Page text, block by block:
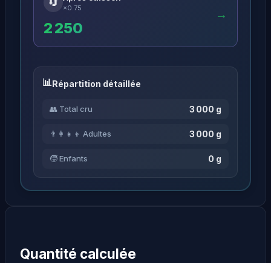
×0.75
2 250
→
Répartition détaillée
👥 Total cru 3 000 g
👨‍👩‍👧‍👦 Adultes 3 000 g
🧒 Enfants 0 g
Quantité calculée